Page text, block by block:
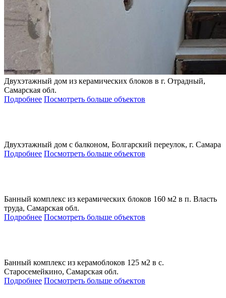
Двухэтажный дом из керамических блоков в г. Отрадный,
Самарская обл.
Подробнее Посмотреть больше объектов
Двухэтажный дом с балконом, Болгарский переулок, г. Самара
Подробнее Посмотреть больше объектов
Банный комплекс из керамических блоков 160 м2 в п. Власть
труда, Самарская обл.
Подробнее Посмотреть больше объектов
Банный комплекс из керамоблоков 125 м2 в с.
Старосемейкино, Самарская обл.
Подробнее Посмотреть больше объектов